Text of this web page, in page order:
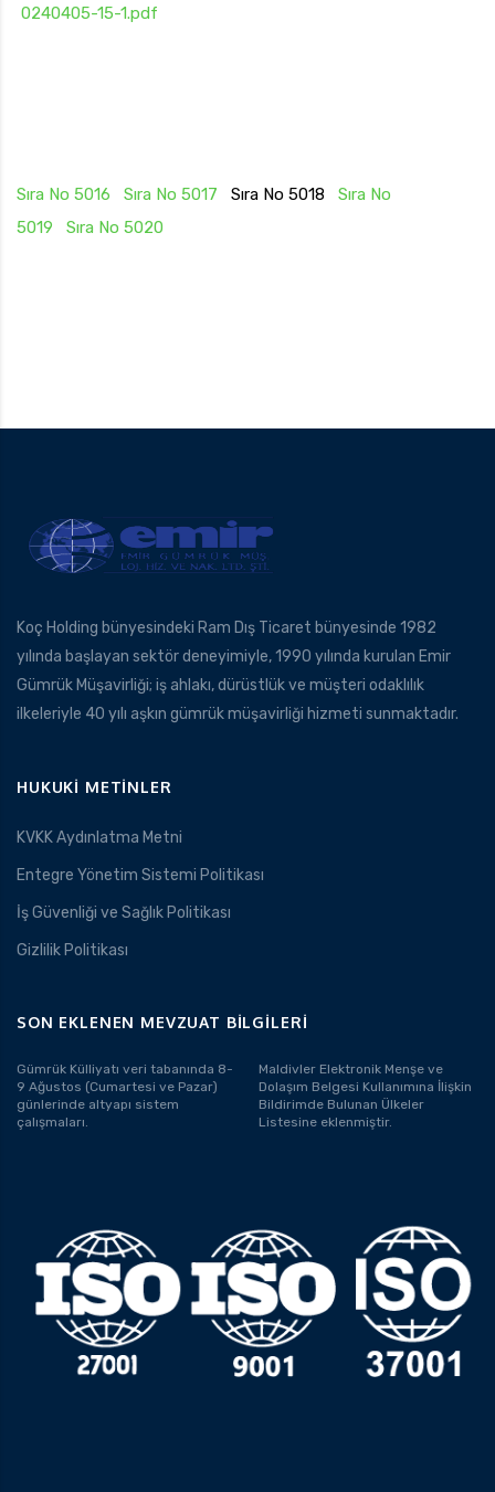
0240405-15-1.pdf
Sıra No 5016 Sıra No 5017 Sıra No 5018 Sıra No
5019
Sıra No 5020
Koç Holding bünyesindeki Ram Dış Ticaret bünyesinde 1982
yılında başlayan sektör deneyimiyle, 1990 yılında kurulan Emir
Gümrük Müşavirliği; iş ahlakı, dürüstlük ve müşteri odaklılık
ilkeleriyle 40 yılı aşkın gümrük müşavirliği hizmeti sunmaktadır.
HUKUKI METINLER
KVKK Aydınlatma Metni
Entegre Yönetim Sistemi Politikası
İş Güvenliği ve Sağlık Politikası
Gizlilik Politikası
SON EKLENEN MEVZUAT BILGILERI
Gümrük Külliyatı veri tabanında 8-
9 Ağustos (Cumartesi ve Pazar)
günlerinde altyapı sistem
çalışmaları.
Maldivler Elektronik Menşe ve
Dolaşım Belgesi Kullanımına İlişkin
Bildirimde Bulunan Ülkeler
Listesine eklenmiştir.